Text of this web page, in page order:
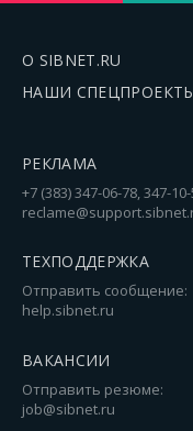
О SIBNET.RU
НАШИ
РЕКЛАМА
+7 (383) 347-06-78, 347-
ТЕХПОДДЕРЖКА
Отправить сообщение:
help.sibnet.ru
ВАКАНСИИ
Отправить резюме:
job@sibnet.ru